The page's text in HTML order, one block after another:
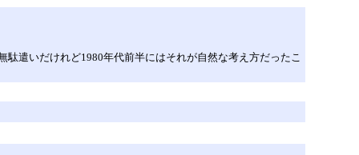
遣いだけれど1980年代前半にはそれが自然な考え方だったこ